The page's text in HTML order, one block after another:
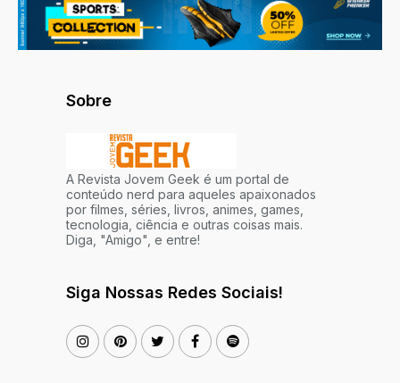
Sobre
A Revista Jovem Geek é um portal de
conteúdo nerd para aqueles apaixonados
por filmes, séries, livros, animes, games,
tecnologia, ciência e outras coisas mais.
Diga, "Amigo", e entre!
Siga Nossas Redes Sociais!